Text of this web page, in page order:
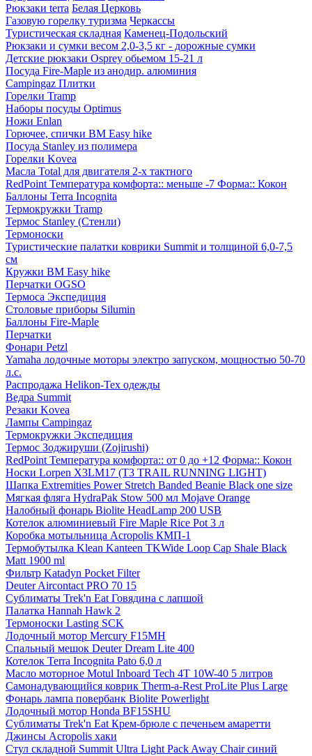
Рюкзаки terra Белая Церковь
Газовую горелку туризма Черкассы
Туристическая складная Каменец-Подольский
Рюкзаки и сумки весом 2,0-3,5 кг - дорожные сумки
Детские рюкзаки Osprey обьемом 15-21 л
Посуда Fire-Maple из анодир. алюминия
Campingaz Плитки
Горелки Tramp
Наборы посуды Optimus
Ножи Enlan
Горючее, спички BM Easy hike
Посуда Stanley из полимера
Горелки Kovea
Масла Total для двигателя 2-х тактного
RedPoint Температура комфорта:: меньше -7 Форма:: Кокон
Баллоны Terra Incognita
Термокружки Tramp
Термос Stanley (Стенли)
Термоноски
Туристические палатки коврики Summit и толщиной 6,0-7,5
см
Кружки BM Easy hike
Перчатки OGSO
Термоса Экспедиция
Столовые приборы Silumin
Баллоны Fire-Maple
Перчатки
Фонари Petzl
Yamaha лодочные моторы электро запуском, мощностью 50-70
л.с.
Распродажа Helikon-Tex одежды
Ведра Summit
Резаки Kovea
Лампы Campingaz
Термокружки Экспедиция
Термос Зоджируши (Zojirushi)
RedPoint Температура комфорта:: от 0 до +12 Форма:: Кокон
Носки Lorpen X3LM17 (T3 TRAIL RUNNING LIGHT)
Шапка Extremities Power Stretch Banded Beanie Black one size
Мягкая фляга HydraPak Stow 500 мл Mojave Orange
Налобный фонарь Biolite HeadLamp 200 USB
Котелок алюминиевый Fire Maple Rice Pot 3 л
Коробка мотыльница Acropolis КМП-1
Термобутылка Klean Kanteen TKWide Loop Cap Shale Black
Matt 1900 ml
Фильтр Katadyn Pocket Filter
Deuter Aircontact PRO 70 15
Сублиматы Trek'n Eat Говядина с лапшой
Палатка Hannah Hawk 2
Термоноски Lasting SCK
Лодочный мотор Mercury F15MH
Спальный мешок Deuter Dream Lite 400
Котелок Terra Incognita Pato 6,0 л
Масло моторное Motul Inboard Tech 4T 10W-40 5 литров
Самонадувающийся коврик Therm-a-Rest ProLite Plus Large
Фонарь лампа повербанк Biolite Powerlight
Лодочный мотор Honda BF15SHU
Сублиматы Trek'n Eat Крем-брюле с печеньем амаретти
Джинсы Acropolis хаки
Стул складной Summit Ultra Light Pack Away Сhair синий